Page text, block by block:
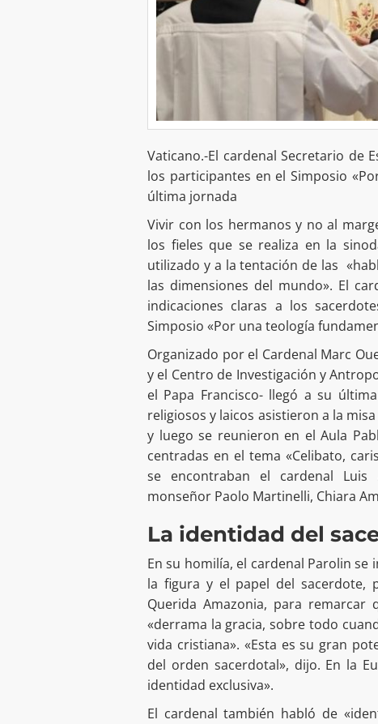
Vaticano.-El cardenal Secretario de
los participantes en el Simposio
última jornada
Vivir con los hermanos y no al
los fieles que se realiza en la
utilizado y a la tentación de las
las dimensiones del mundo». El
indicaciones claras a los
Simposio «Por una teología
Organizado por el Cardenal Marc
y el Centro de Investigación y
el Papa Francisco- llegó a su
religiosos y laicos asistieron a la
y luego se reunieron en el Aula
centradas en el tema «Celibato,
se encontraban el cardenal Luis
monseñor Paolo Martinelli, Chiara
La identidad del
En su homilía, el cardenal Parolin
la figura y el papel del sacerdote,
Querida Amazonia, para
«derrama la gracia, sobre todo
vida cristiana». «Esta es su gran
del orden sacerdotal», dijo. En la
identidad exclusiva».
El cardenal también habló de